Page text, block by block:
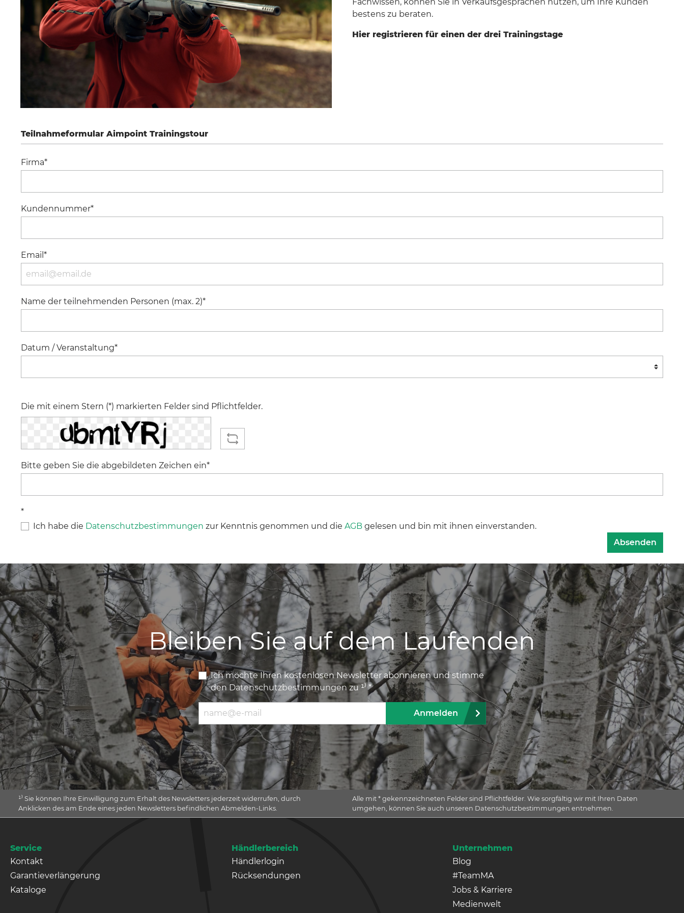
BURRIS Weitere Marken
DECIMA XDB
bestens zu beraten.
Hier registrieren für einen der drei Trainingstage
Teilnahmeformular Aimpoint Trainingstour
Firma*
Kundennummer*
Email*
Name der teilnehmenden Personen (max. 2)*
Datum / Veranstaltung*
Die mit einem Stern (*) markierten Felder sind Pflichtfelder.
Bitte geben Sie die abgebildeten Zeichen ein*
*
Ich habe die Datenschutzbestimmungen zur Kenntnis genommen und die AGB gelesen und bin mit ihnen einverstanden.
Absenden
Bleiben Sie auf dem Laufenden
Ich möchte Ihren kostenlosen Newsletter abonnieren und stimme
den Datenschutzbestimmungenzu ¹⁾ *
E-Mail Adresse
Anmelden
¹⁾ Sie können Ihre Einwilligung zum Erhalt des Newsletters jederzeit widerrufen, durch
Anklicken des am Ende eines jeden Newsletters befindlichen Abmelden-Links.
Alle mit * gekennzeichneten Felder sind Pflichtfelder. Wie sorgfältig wir mit Ihren Daten
umgehen, können Sie auch unseren Datenschutzbestimmungen entnehmen.
Service
Kontakt
Garantieverlängerung
Kataloge
Händlerbereich
Händlerlogin
Rücksendungen
Unternehmen
Blog
#TeamMA
Jobs & Karriere
Medienwelt